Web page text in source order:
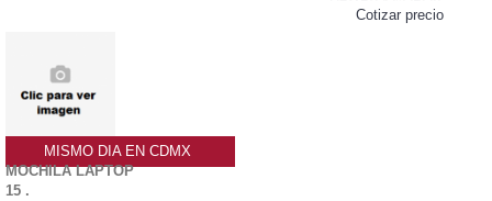
Cotizar precio
MISMO DIA EN CDMX
MOCHILA LAPTOP
15 .